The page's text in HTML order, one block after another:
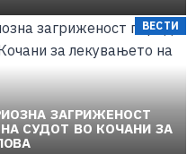
ВЕСТИ
ЗАГРИЖЕНОСТ
СУДОТ ВО КОЧАНИ ЗА